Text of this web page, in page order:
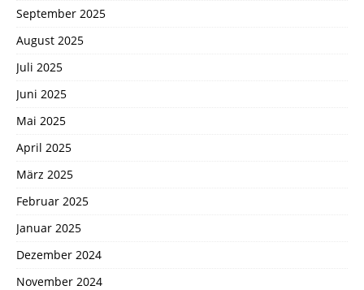
September 2025
August 2025
Juli 2025
Juni 2025
Mai 2025
April 2025
März 2025
Februar 2025
Januar 2025
Dezember 2024
November 2024